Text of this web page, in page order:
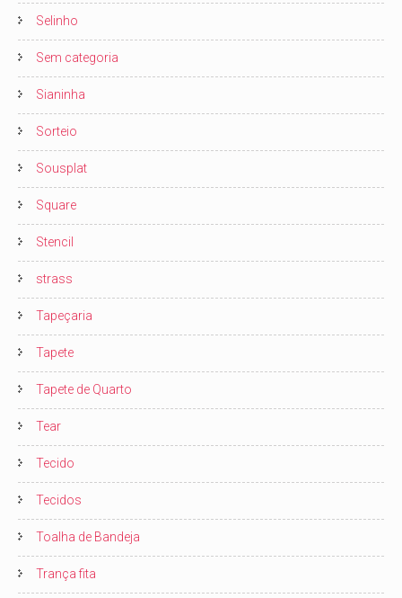
Selinho
Sem categoria
Sianinha
Sorteio
Sousplat
Square
Stencil
strass
Tapeçaria
Tapete
Tapete de Quarto
Tear
Tecido
Tecidos
Toalha de Bandeja
Trança fita